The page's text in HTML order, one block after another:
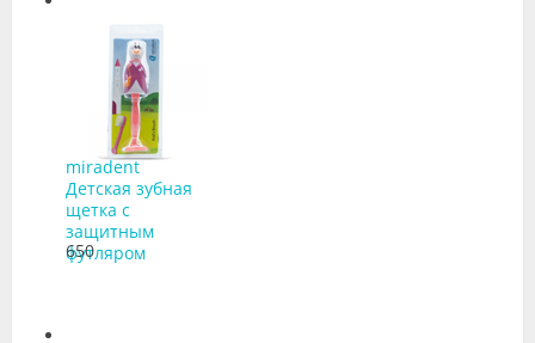
miradent
Детская зубная
щетка с
защитным
футляром
650